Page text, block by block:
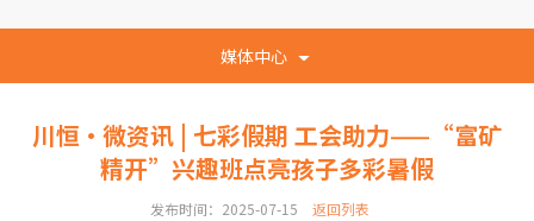
媒体中心
川恒·微资讯 | 七彩假期 工会助力——“富矿
精开”兴趣班点亮孩子多彩暑假
发布时间：2025-07-15 返回列表